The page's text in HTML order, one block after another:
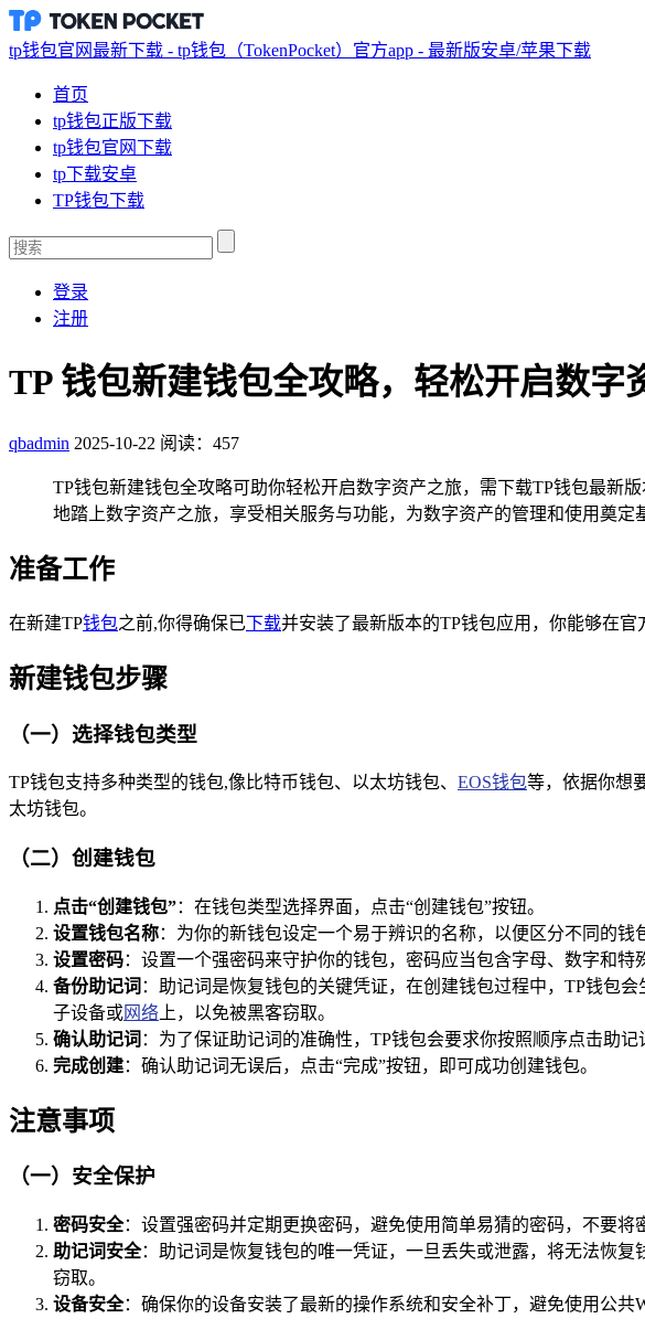
tp钱包官网最新下载 - tp钱包（TokenPocket）官方app - 最新版安卓/苹果下载
首页
tp钱包正版下载
tp钱包官网下载
tp下载安卓
TP钱包下载
登录
注册
TP 钱包新建钱包全攻略，轻松开启数
qbadmin 2025-10-22 阅读：457
TP钱包新建钱包全攻略可助你轻松开启数字资产之旅，需下载TP钱包最新
地踏上数字资产之旅，享受相关服务与功能，为数字资产的管理和使用奠定
准备工作
在新建TP钱包之前,你得确保已下载并安装了最新版本的TP钱包应用，你能够在
新建钱包步骤
（一）选择钱包类型
TP钱包支持多种类型的钱包,像比特币钱包、以太坊钱包、 EOS钱包等，依据你想
太坊钱包。
（二）创建钱包
点击“创建钱包”：在钱包类型选择界面，点击“创建钱包”按钮。
设置钱包名称：为你的新钱包设定一个易于辨识的名称，以便区分不同的钱
设置密码：设置一个强密码来守护你的钱包，密码应当包含字母、数字和
备份助记词 ：助记词是恢复钱包的关键凭证，在创建钱包过程中，TP钱包
子设备或网络 上，以免被黑客窃取。
确认助记词 ：为了保证助记词的准确性，TP钱包会要求你按照顺序点击助
完成创建：确认助记词无误后，点击“完成”按钮，即可成功创建钱包。
注意事项
（一）安全保护
密码安全：设置强密码并定期更换密码，避免使用简单易猜的密码，不要将
助记词安全：助记词是恢复钱包的唯一凭证，一旦丢失或泄露，将无法恢
窃取。
设备安全：确保你的设备安装了最新的操作系统和安全补丁，避免使用公共